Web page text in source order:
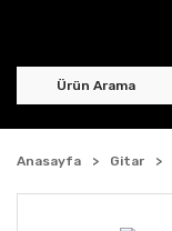
Anasayfa Gitar